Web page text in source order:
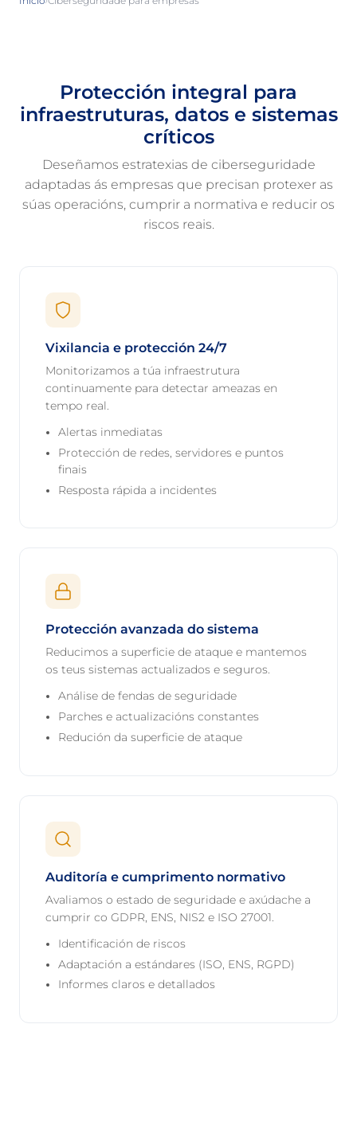
Protección integral para
infraestruturas, datos e sistemas
críticos
Deseñamos estratexias de ciberseguridade
adaptadas ás empresas que precisan protexer as
súas operacións, cumprir a normativa e reducir os
riscos reais.
Vixilancia e protección 24/7
Monitorizamos a túa infraestrutura
continuamente para detectar ameazas en
tempo real.
Alertas inmediatas
Protección de redes, servidores e puntos
finais
Resposta rápida a incidentes
Protección avanzada do sistema
Reducimos a superficie de ataque e mantemos
os teus sistemas actualizados e seguros.
Análise de fendas de seguridade
Parches e actualizacións constantes
Redución da superficie de ataque
Auditoría e cumprimento normativo
Avaliamos o estado de seguridade e axúdache a
cumprir co GDPR, ENS, NIS2 e ISO 27001.
Identificación de riscos
Adaptación a estándares (ISO, ENS, RGPD)
Informes claros e detallados